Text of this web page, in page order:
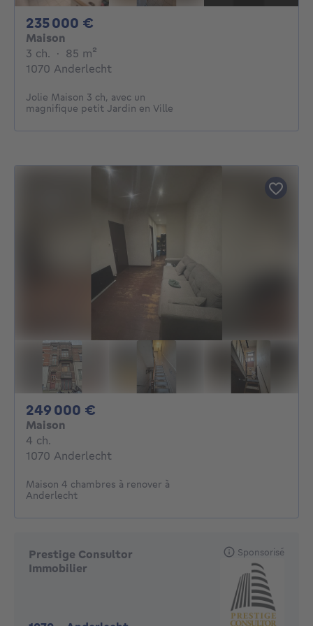
235 000 €
Maison
3 ch. 3 chambres
· 85 m²
1070 Anderlecht
Jolie Maison 3 ch, avec un
magnifique petit Jardin en Ville
249 000 €
Maison
4 ch.
1070 Anderlecht
Maison 4 chambres à renover à
Anderlecht
Prestige Consultor
Immobilier
Sponsorisé